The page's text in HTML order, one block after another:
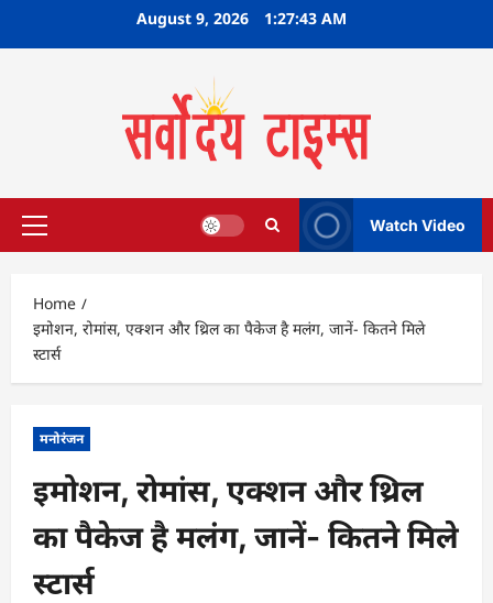
August 9, 2026 1:27:44 AM
Primary
Watch Video
Home
इमोशन, रोमांस, एक्शन और थ्रिल का पैकेज है मलंग, जानें- कितने मिले
स्टार्स
मनोरंजन
इमोशन, रोमांस, एक्शन और थ्रिल
का पैकेज है मलंग, जानें- कितने मिले
स्टार्स